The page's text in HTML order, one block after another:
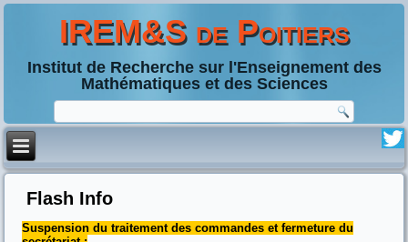
IREM&S de Poitiers
Institut de Recherche sur l'Enseignement des
Mathématiques et des Sciences
Flash Info
Suspension du traitement des commandes et fermeture du